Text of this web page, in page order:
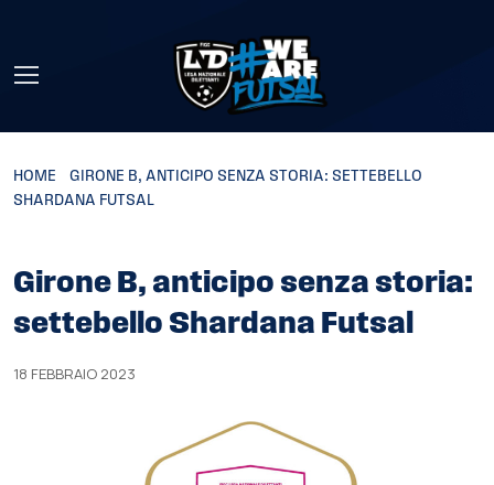
HOME
GIRONE B, ANTICIPO SENZA STORIA: SETTEBELLO
SHARDANA FUTSAL
Girone B, anticipo senza storia:
settebello Shardana Futsal
18 FEBBRAIO 2023